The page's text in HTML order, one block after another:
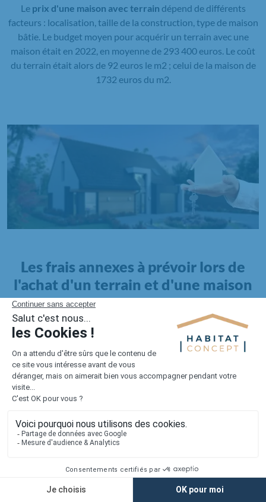
Le prix d'une maison avec terrain dépend de différents
facteurs : localisation, taille de la construction, type de maison
bâtie. Le budget moyen pour acquérir un terrain avec une
maison était en 2022, en moyenne de 293 400 euros. Le coût
du terrain était alors de 92 euros le m2 ; celui de la maison de
1732 euros du m2.
Les frais annexes à prévoir lors de
l'achat d'un terrain et d'une maison
Il faut également intégrer à votre budget, les
pour la maison. Outre l'achat du terrain et la construction, il
faut prendre en compte la viabilisation si elle n'est pas
proposée par le constructeur. Les frais de raccordements et les
taxes éventuelles coûtent entre 5 000 et 15 000 euros selon la
localisation du terrain et son accès.
Quant auxfrais de notaire
Lorsque vous vous tournez vers une maison existante, il sera
nécessaire de faire des travaux de rénovation. Ceux-ci sont
souvent coûteux et doivent être ajoutés au prix de l'achat